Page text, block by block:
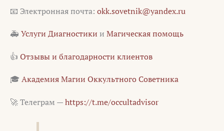
📧 Электронная почта: okk.sovetnik@yandex.ru
🚑 Услуги Диагностики и Магическая помощь
👍 Отзывы и благодарности клиентов
🎓 Академия Магии Оккультного Советника
🚀 Телеграм —https://t.me/occultadvisor